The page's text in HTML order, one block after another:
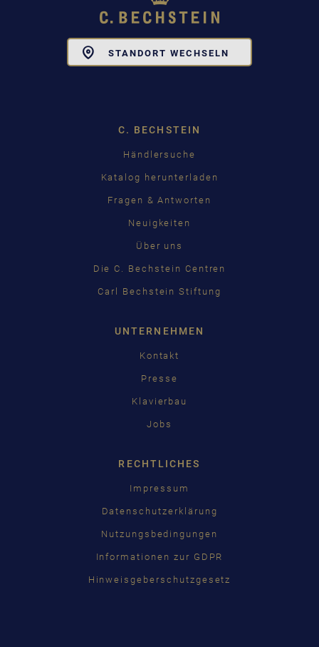
STANDORT WECHSELN
C. BECHSTEIN
Händlersuche
Katalog herunterladen
Fragen & Antworten
Neuigkeiten
Über uns
Die C. Bechstein Centren
Carl Bechstein Stiftung
UNTERNEHMEN
Kontakt
Presse
Klavierbau
Jobs
RECHTLICHES
Impressum
Datenschutzerklärung
Nutzungsbedingungen
Informationen zur GDPR
Hinweisgeberschutzgesetz